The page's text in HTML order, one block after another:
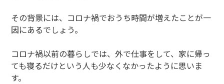
その背景には、コロナ禍でおうち時間が増えたことが一
因にあるでしょう。
コロナ禍以前の暮らしでは、外で仕事をして、家に帰っ
ても寝るだけという人も少なくなかったように思いま
す。